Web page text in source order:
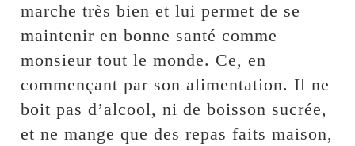
marche très bien et lui permet de se
maintenir en bonne santé comme
monsieur tout le monde. Ce, en
commençant par son alimentation. Il ne
boit pas d’alcool, ni de boisson sucrée,
et ne mange que des repas faits maison,